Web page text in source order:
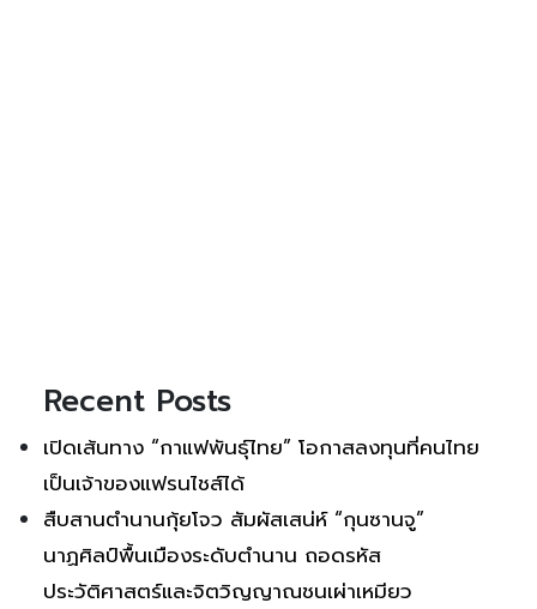
Recent Posts
เปิดเส้นทาง “กาแฟพันธุ์ไทย” โอกาสลงทุนที่คนไทย
เป็นเจ้าของแฟรนไชส์ได้
สืบสานตำนานกุ้ยโจว สัมผัสเสน่ห์ “กุนซานจู”
นาฏศิลป์พื้นเมืองระดับตำนาน ถอดรหัส
ประวัติศาสตร์และจิตวิญญาณชนเผ่าเหมียว